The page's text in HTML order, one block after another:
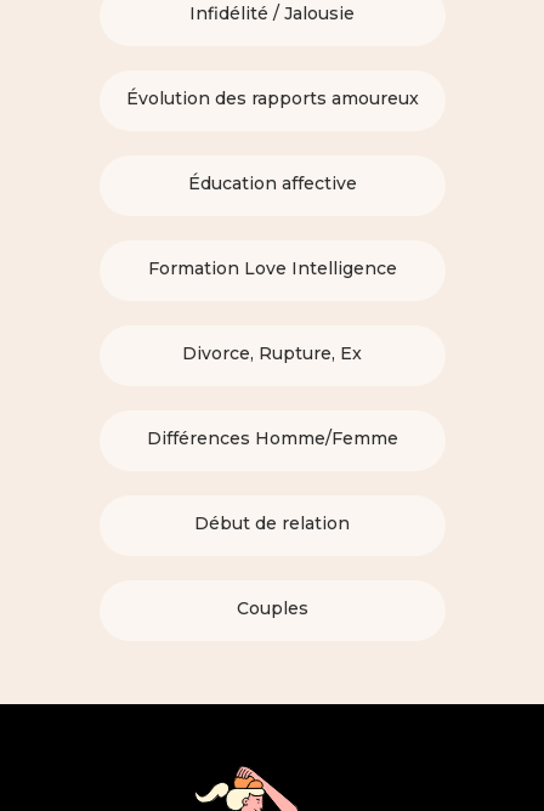
Infidélité / Jalousie
Évolution des rapports amoureux
Éducation affective
Formation Love Intelligence
Divorce, Rupture, Ex
Différences Homme/Femme
Début de relation
Couples